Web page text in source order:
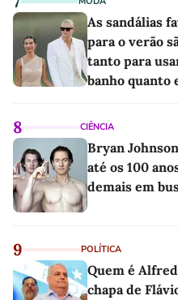
As sandálias
para o verão
tanto para
banho quanto
8 CIÊNCIA
Bryan
até os 100
demais em
9 POLÍTICA
Quem é
chapa de